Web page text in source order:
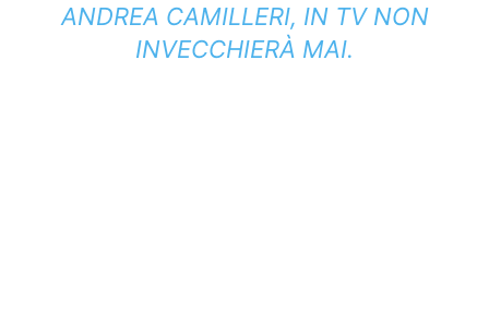
ANDREA CAMILLERI, IN TV NON
INVECCHIERÀ MAI.